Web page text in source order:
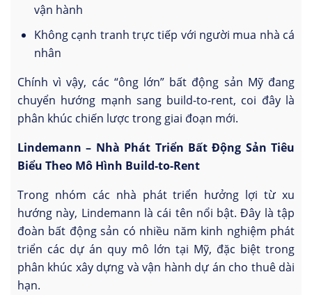
vận hành
Không cạnh tranh trực tiếp với người mua nhà cá
nhân
Chính vì vậy, các “ông lớn” bất động sản Mỹ đang
chuyển hướng mạnh sang build-to-rent, coi đây là
phân khúc chiến lược trong giai đoạn mới.
Lindemann – Nhà Phát Triển Bất Động Sản Tiêu
Biểu Theo Mô Hình Build-to-Rent
Trong nhóm các nhà phát triển hưởng lợi từ xu
hướng này, Lindemann là cái tên nổi bật. Đây là tập
đoàn bất động sản có nhiều năm kinh nghiệm phát
triển các dự án quy mô lớn tại Mỹ, đặc biệt trong
phân khúc xây dựng và vận hành dự án cho thuê dài
hạn.